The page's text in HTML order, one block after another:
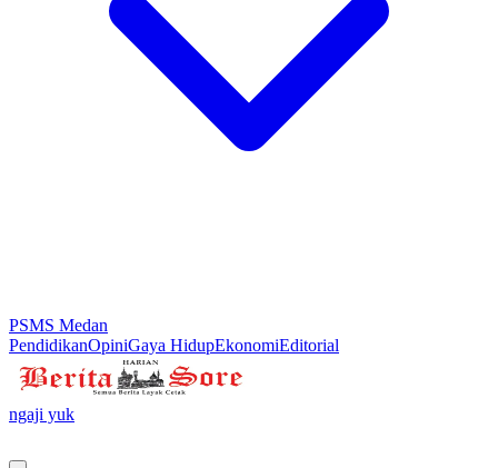
PSMS Medan
PendidikanOpiniGaya HidupEkonomiEditorial
ngaji yuk